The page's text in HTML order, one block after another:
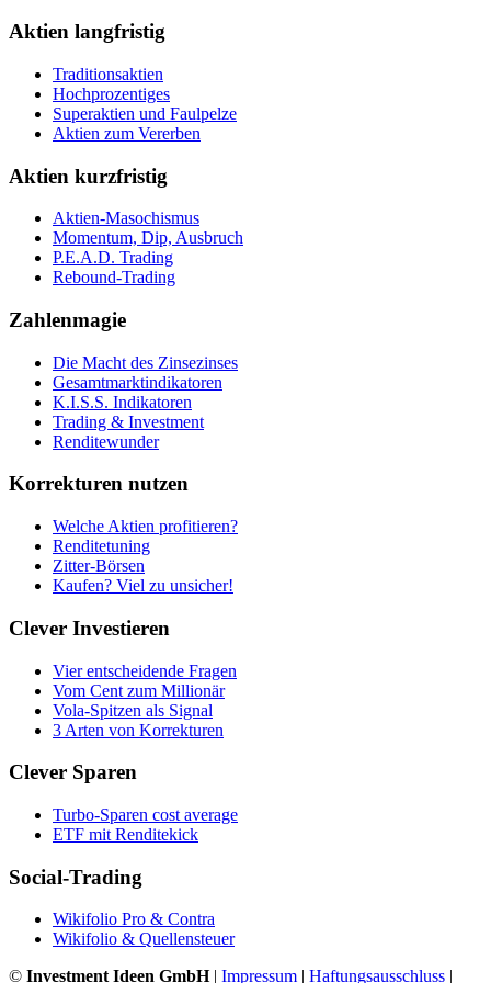
Aktien langfristig
Traditionsaktien
Hochprozentiges
Superaktien und Faulpelze
Aktien zum Vererben
Aktien kurzfristig
Aktien-Masochismus
Momentum, Dip, Ausbruch
P.E.A.D. Trading
Rebound-Trading
Zahlenmagie
Die Macht des Zinsezinses
Gesamtmarktindikatoren
K.I.S.S. Indikatoren
Trading & Investment
Renditewunder
Korrekturen nutzen
Welche Aktien profitieren?
Renditetuning
Zitter-Börsen
Kaufen? Viel zu unsicher!
Clever Investieren
Vier entscheidende Fragen
Vom Cent zum Millionär
Vola-Spitzen als Signal
3 Arten von Korrekturen
Clever Sparen
Turbo-Sparen cost average
ETF mit Renditekick
Social-Trading
Wikifolio Pro & Contra
Wikifolio & Quellensteuer
© Investment Ideen GmbH| Impressum | Haftungsausschluss |